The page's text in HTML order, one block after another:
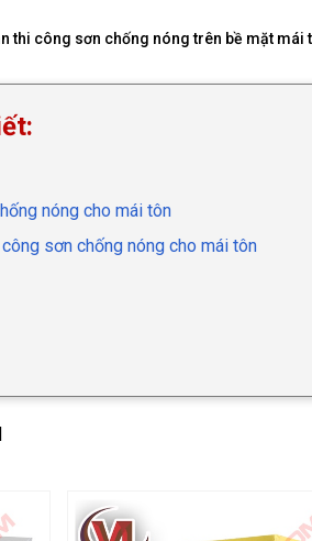
thi công sơn chống nóng trên bề mặt
nóng cho mái tôn
sơn chống nóng cho mái tôn